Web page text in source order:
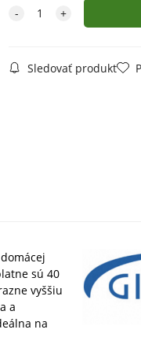
Sledovať produkt
sú 40
vyššiu
a
na